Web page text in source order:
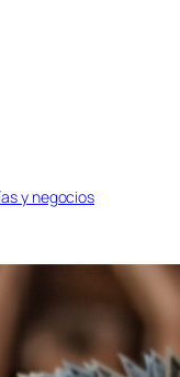
y negocios